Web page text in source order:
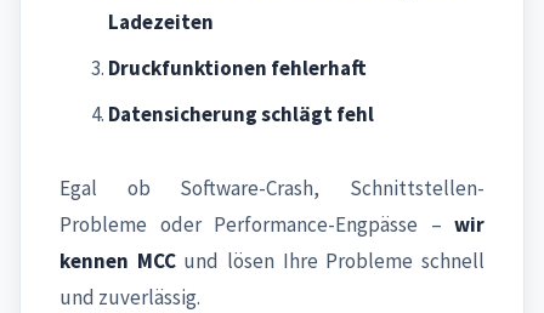
Ladezeiten
Druckfunktionen fehlerhaft
Datensicherung schlägt fehl
Egal ob Software-Crash, Schnittstellen-
Probleme oder Performance-Engpässe – wir
kennen MCCund lösen Ihre Probleme schnell
und zuverlässig.